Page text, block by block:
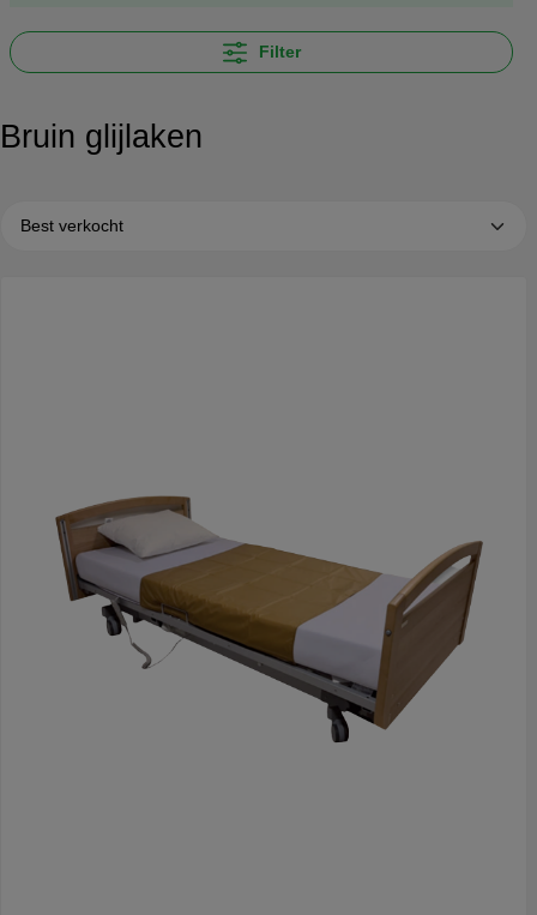
Filter
Bruin glijlaken